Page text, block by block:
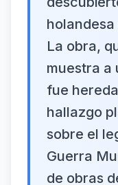
La obra,
muestra a
fue
hallazgo
sobre el
Guerra
de obras